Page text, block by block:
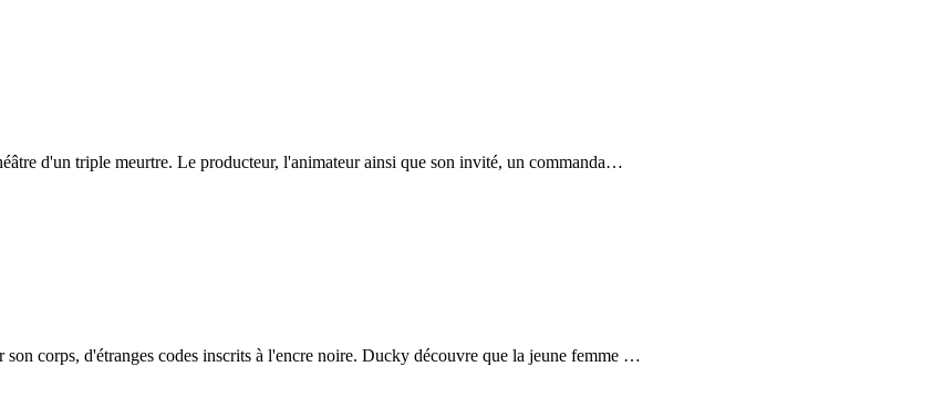
d'un triple meurtre. Le producteur, l'animateur ainsi que son invité, un commanda…
corps, d'étranges codes inscrits à l'encre noire. Ducky découvre que la jeune femme …